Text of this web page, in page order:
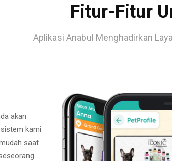
Fitur-Fitur
Aplikasi Anabul Menghadirkan
akan
kami
saat